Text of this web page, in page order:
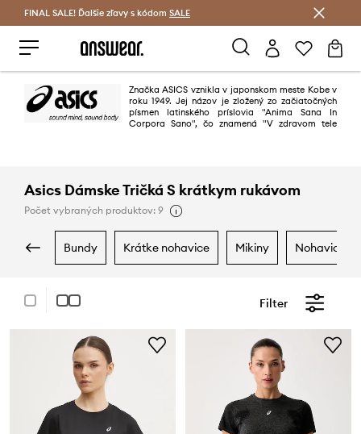
Šetrite s Answear Club >
FINAL SALE! Ďalšie zľavy s kódom SALE
Značka ASICS vznikla v japonskom meste Kobe v
roku 1949. Jej názov je zložený zo začiatočných
písmen latinského príslovia "Anima Sana In
Corpora Sano", čo znamená "V zdravom tele
Asics Dámske Tričká S krátkym rukávom
Počet vybraných produktov: 9
bundy krátke nohavice mikiny nohavice a
Filter